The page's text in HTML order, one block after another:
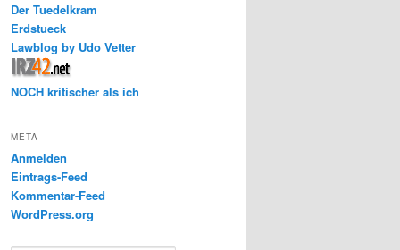
Der Tuedelkram
Erdstueck
Lawblog by Udo Vetter
NOCH kritischer als ich
META
Anmelden
Eintrags-Feed
Kommentar-Feed
WordPress.org